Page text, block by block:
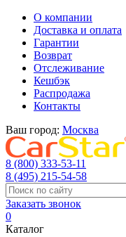
О компании
Доставка и оплата
Гарантии
Возврат
Отслеживание
Кешбэк
Распродажа
Контакты
Ваш город: Москва
8 (800) 333-53-11
8 (495) 215-54-58
Заказать звонок
0
Каталог